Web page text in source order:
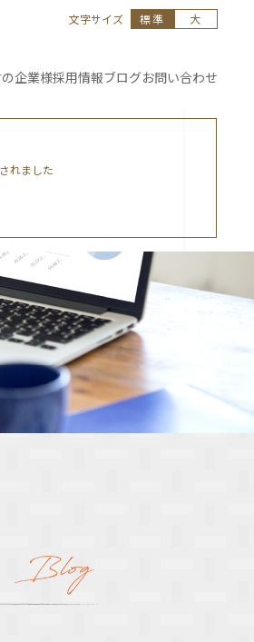
企業様採用情報ブログお問い合わせ
文字サイズ 標準 大
れました